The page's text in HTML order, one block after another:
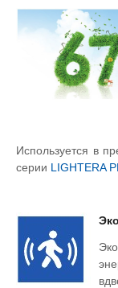
Используется в
серии LIGHTERA